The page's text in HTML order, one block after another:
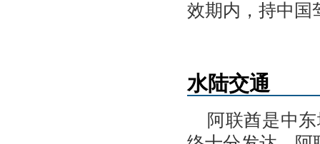
效期内，持中国
水陆交通
阿联酋是中